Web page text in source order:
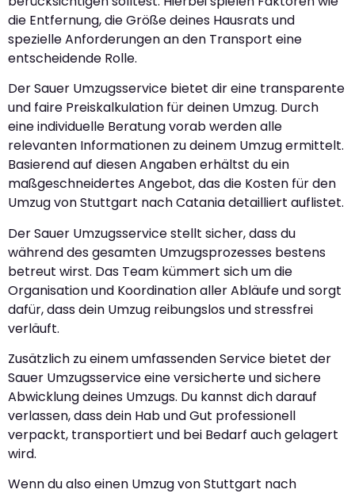
die Entfernung, die Größe deines Hausrats und
spezielle Anforderungen an den Transport eine
entscheidende Rolle.
Der Sauer Umzugsservice bietet dir eine transparente
und faire Preiskalkulation für deinen Umzug. Durch
eine individuelle Beratung vorab werden alle
relevanten Informationen zu deinem Umzug ermittelt.
Basierend auf diesen Angaben erhältst du ein
maßgeschneidertes Angebot, das die Kosten für den
Umzug von Stuttgart nach Catania detailliert auflistet.
Der Sauer Umzugsservice stellt sicher, dass du
während des gesamten Umzugsprozesses bestens
betreut wirst. Das Team kümmert sich um die
Organisation und Koordination aller Abläufe und sorgt
dafür, dass dein Umzug reibungslos und stressfrei
verläuft.
Zusätzlich zu einem umfassenden Service bietet der
Sauer Umzugsservice eine versicherte und sichere
Abwicklung deines Umzugs. Du kannst dich darauf
verlassen, dass dein Hab und Gut professionell
verpackt, transportiert und bei Bedarf auch gelagert
wird.
Wenn du also einen Umzug von Stuttgart nach